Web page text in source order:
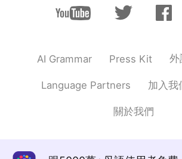
AI Grammar Press Kit 外
Language Partners 加入我
關於我們